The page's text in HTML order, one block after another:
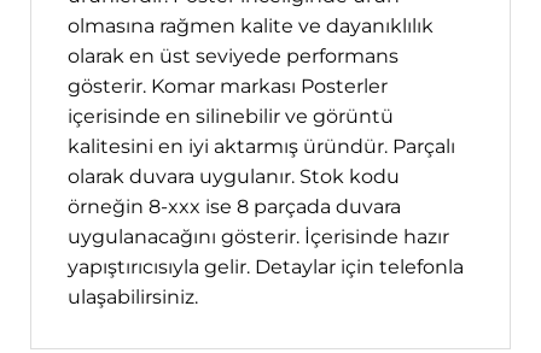
olmasına rağmen kalite ve dayanıklılık
olarak en üst seviyede performans
gösterir. Komar markası Posterler
içerisinde en silinebilir ve görüntü
kalitesini en iyi aktarmış üründür. Parçalı
olarak duvara uygulanır. Stok kodu
örneğin 8-xxx ise 8 parçada duvara
uygulanacağını gösterir. İçerisinde hazır
yapıştırıcısıyla gelir. Detaylar için telefonla
ulaşabilirsiniz.